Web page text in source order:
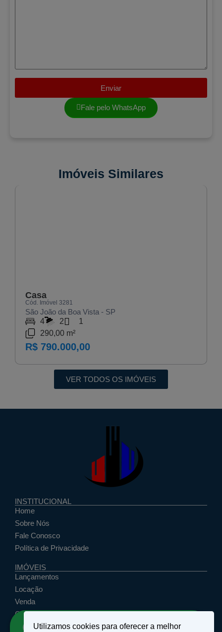
Enviar
Fale pelo WhatsApp
Imóveis Similares
Casa
Cód. Imóvel 3281
São João da Boa Vista - SP
4
2
1
290,00 m²
R$ 790.000,00
VER TODOS OS IMÓVEIS
INSTITUCIONAL
Home
Sobre Nós
Fale Conosco
Política de Privacidade
IMÓVEIS
Lançamentos
Locação
Venda
Cadastrar Seu Imóvel
Utilizamos cookies para oferecer a melhor